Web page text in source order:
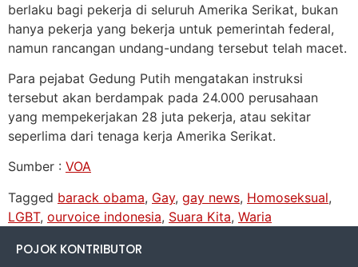
berlaku bagi pekerja di seluruh Amerika Serikat, bukan
hanya pekerja yang bekerja untuk pemerintah federal,
namun rancangan undang-undang tersebut telah macet.
Para pejabat Gedung Putih mengatakan instruksi
tersebut akan berdampak pada 24.000 perusahaan
yang mempekerjakan 28 juta pekerja, atau sekitar
seperlima dari tenaga kerja Amerika Serikat.
Sumber : VOA
Tagged barack obama, Gay, gay news, Homoseksual,
LGBT, ourvoice indonesia, Suara Kita, Waria
POJOK KONTRIBUTOR